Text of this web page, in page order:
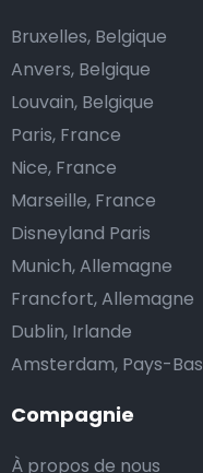
Compagnie
À propos de nous
Bruxelles, Belgique
Anvers, Belgique
Louvain, Belgique
Paris, France
Nice, France
Marseille, France
Disneyland Paris
Munich, Allemagne
Francfort, Allemagne
Dublin, Irlande
Amsterdam, Pays-Bas